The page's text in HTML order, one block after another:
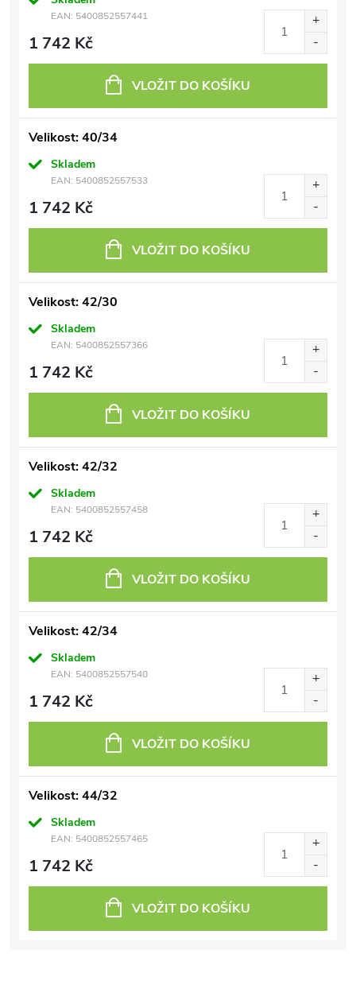
EAN: 5400852557441
1 742 Kč
VLOŽIT DO KOŠÍKU
Velikost: 40/34
Skladem
EAN: 5400852557533
1 742 Kč
VLOŽIT DO KOŠÍKU
Velikost: 42/30
Skladem
EAN: 5400852557366
1 742 Kč
VLOŽIT DO KOŠÍKU
Velikost: 42/32
Skladem
EAN: 5400852557458
1 742 Kč
VLOŽIT DO KOŠÍKU
Velikost: 42/34
Skladem
EAN: 5400852557540
1 742 Kč
VLOŽIT DO KOŠÍKU
Velikost: 44/32
Skladem
EAN: 5400852557465
1 742 Kč
VLOŽIT DO KOŠÍKU